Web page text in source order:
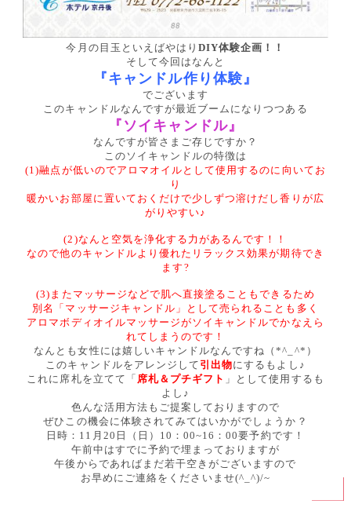
今月の目玉といえばやはりDIY体験企画！！
そして今回はなんと
『キャンドル作り体験』
でございます
このキャンドルなんですが最近ブームになりつつある
『ソイキャンドル』
なんですが皆さまご存じですか？
このソイキャンドルの特徴は
(1)融点が低いのでアロマオイルとして使用するのに向いてお
り
暖かいお部屋に置いておくだけで少しずつ溶けだし香りが広
がりやすい♪
(2)なんと空気を浄化する力があるんです！！
なので他のキャンドルより優れたリラックス効果が期待でき
ます?
(3)またマッサージなどで肌へ直接塗ることもできるため
別名「マッサージキャンドル」として売られることも多く
アロマボディオイルマッサージがソイキャンドルでかなえら
れてしまうのです！
なんとも女性には嬉しいキャンドルなんですね（*^_^*）
このキャンドルをアレンジして 引出物にするもよし♪
これに席札を立てて「 席札＆プチギフト 」として使用するも
よし♪
色んな活用方法もご提案しておりますので
ぜひこの機会に体験されてみてはいかがでしょうか？
日時：11月20日（日）10：00~16：00要予約です！
午前中はすでに予約で埋まっておりますが
午後からであればまだ若干空きがございますので
お早めにご連絡をくださいませ(^_^)/~